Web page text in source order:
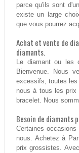
parce qu'ils sont
existe un large
que vous pourrez
Achat et vente de
diamants.
Le diamant ou les
Bienvenue. Nous
excessifs, toutes
nous à tous les prix
bracelet. Nous
Besoin de diamants
Certaines
nous. Achetez à
prix grossistes.